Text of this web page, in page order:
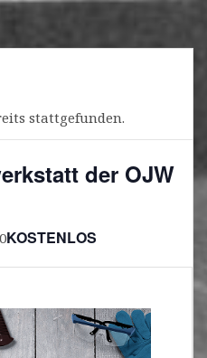
stattgefunden.
der OJW
KOSTENLOS